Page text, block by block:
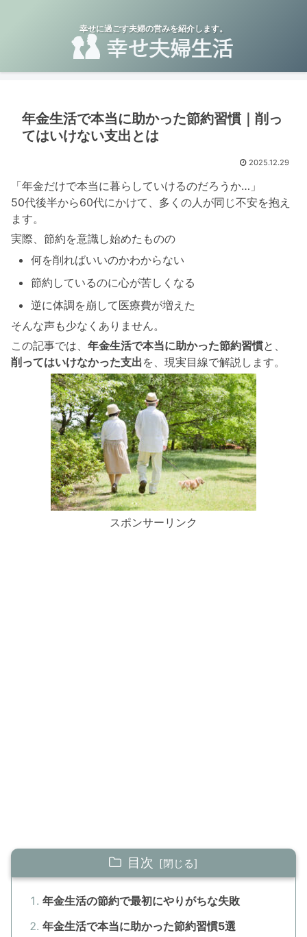
幸せに過ごす夫婦の営みを紹介します。
年金生活で本当に助かった節約習慣｜削っ
てはいけない支出とは
2025.12.29
「年金だけで本当に暮らしていけるのだろうか…」
50代後半から60代にかけて、多くの人が同じ不安を抱え
ます。
実際、節約を意識し始めたものの
何を削ればいいのかわからない
節約しているのに心が苦しくなる
逆に体調を崩して医療費が増えた
そんな声も少なくありません。
この記事では、 年金生活で本当に助かった節約習慣と、
削ってはいけなかった支出を、現実目線で解説します。
スポンサーリンク
目次
年金生活の節約で最初にやりがちな失敗
年金生活で本当に助かった節約習慣5選